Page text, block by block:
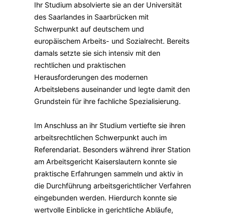
Ihr Studium absolvierte sie an der Universität
des Saarlandes in Saarbrücken mit
Schwerpunkt auf deutschem und
europäischem Arbeits- und Sozialrecht. Bereits
damals setzte sie sich intensiv mit den
rechtlichen und praktischen
Herausforderungen des modernen
Arbeitslebens auseinander und legte damit den
Grundstein für ihre fachliche Spezialisierung.
Im Anschluss an ihr Studium vertiefte sie ihren
arbeitsrechtlichen Schwerpunkt auch im
Referendariat. Besonders während ihrer Station
am Arbeitsgericht Kaiserslautern konnte sie
praktische Erfahrungen sammeln und aktiv in
die Durchführung arbeitsgerichtlicher Verfahren
eingebunden werden. Hierdurch konnte sie
wertvolle Einblicke in gerichtliche Abläufe,